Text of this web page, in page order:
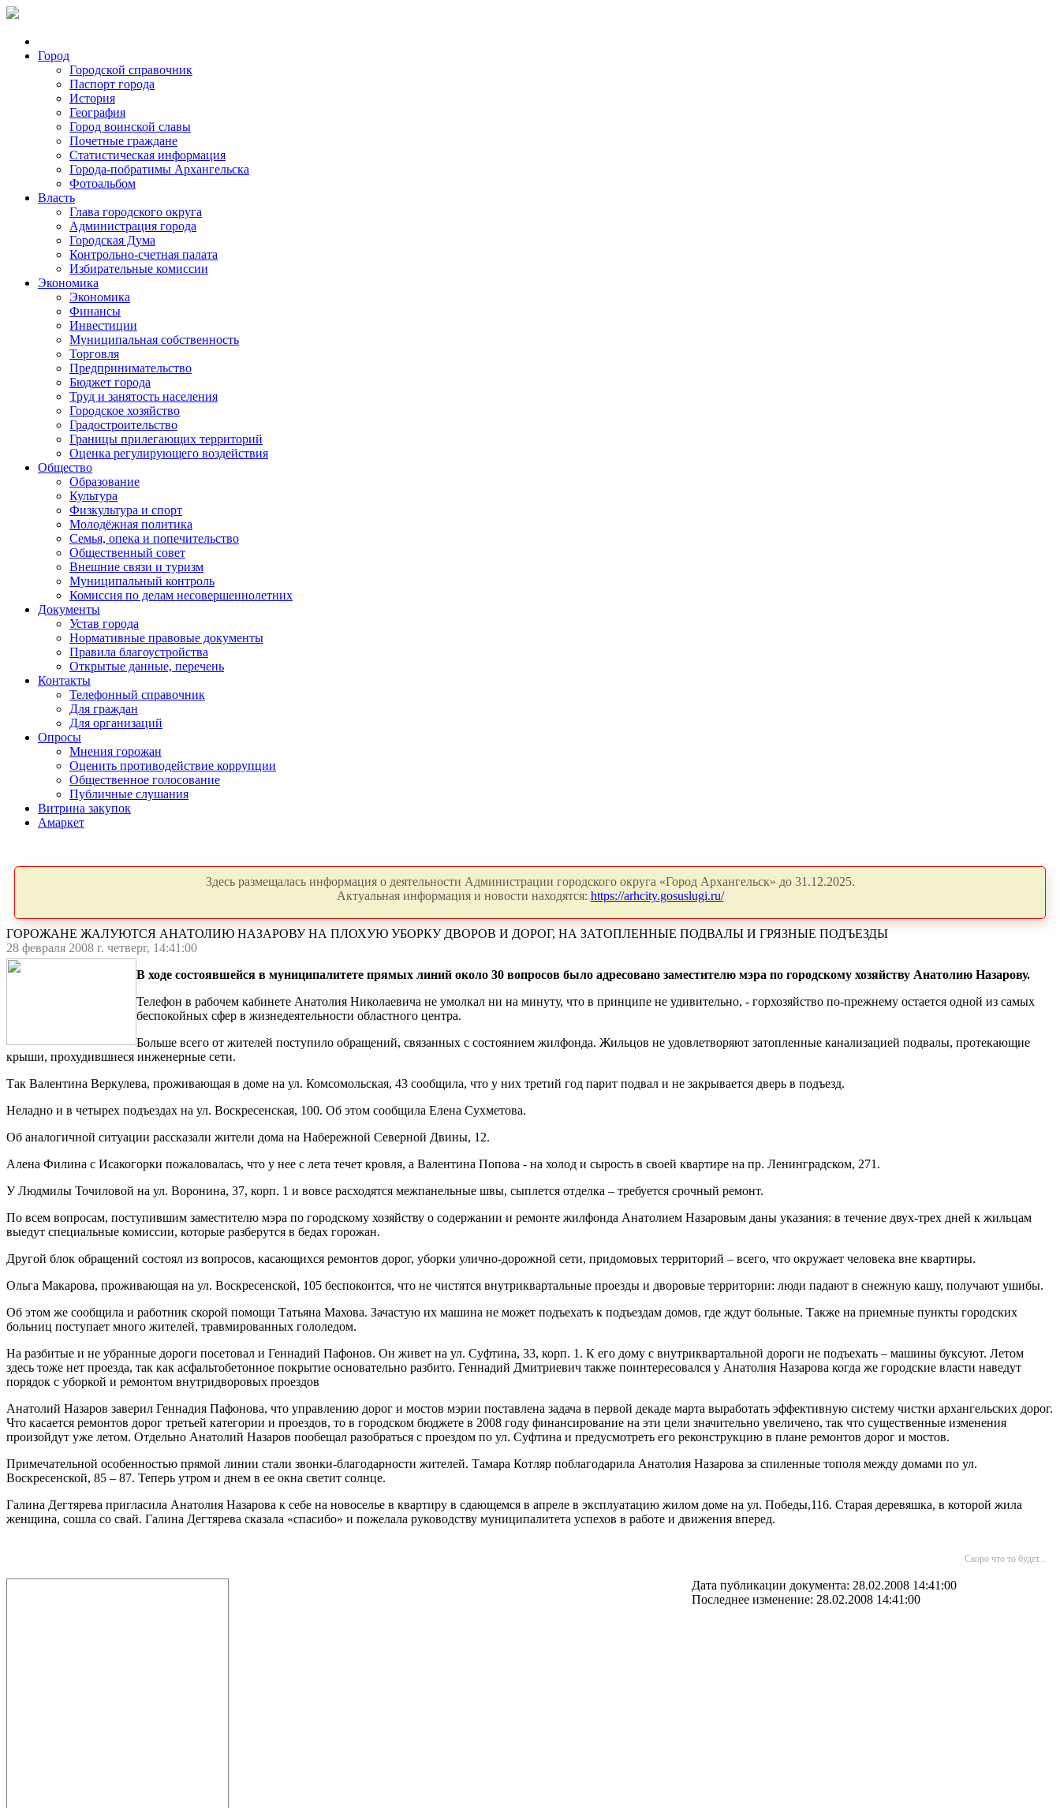
Город
Городской справочник
Паспорт города
История
География
Город воинской славы
Почетные граждане
Статистическая информация
Города-побратимы Архангельска
Фотоальбом
Власть
Глава городского округа
Администрация города
Городская Дума
Контрольно-счетная палата
Избирательные комиссии
Экономика
Экономика
Финансы
Инвестиции
Муниципальная собственность
Торговля
Предпринимательство
Бюджет города
Труд и занятость населения
Городское хозяйство
Градостроительство
Границы прилегающих территорий
Оценка регулирующего воздействия
Общество
Образование
Культура
Физкультура и спорт
Молодёжная политика
Семья, опека и попечительство
Общественный совет
Внешние связи и туризм
Муниципальный контроль
Комиссия по делам несовершеннолетних
Документы
Устав города
Нормативные правовые документы
Правила благоустройства
Открытые данные, перечень
Контакты
Телефонный справочник
Для граждан
Для организаций
Опросы
Мнения горожан
Оценить противодействие коррупции
Общественное голосование
Публичные слушания
Витрина закупок
Амаркет
Здесь размещалась информация о деятельности Администрации городского округа «Город Архангельск» до 31.12.2025.
Актуальная информация и новости находятся: https://arhcity.gosuslugi.ru/
ГОРОЖАНЕ ЖАЛУЮТСЯ АНАТОЛИЮ НАЗАРОВУ НА ПЛОХУЮ УБОРКУ ДВОРОВ И ДОРОГ, НА ЗАТОПЛЕННЫЕ ПОДВАЛЫ И ГРЯЗНЫЕ ПОДЪЕЗДЫ
28 февраля 2008 г. четверг, 14:41:00
В ходе состоявшейся в муниципалитете прямых линий около 30 вопросов было адресовано заместителю мэра по городскому хозяйству Анатолию Назарову.
Телефон в рабочем кабинете Анатолия Николаевича не умолкал ни на минуту, что в принципе не удивительно, - горхозяйство по-прежнему остается одной из самых
беспокойных сфер в жизнедеятельности областного центра.
Больше всего от жителей поступило обращений, связанных с состоянием жилфонда. Жильцов не удовлетворяют затопленные канализацией подвалы, протекающие
крыши, прохудившиеся инженерные сети.
Так Валентина Веркулева, проживающая в доме на ул. Комсомольская, 43 сообщила, что у них третий год парит подвал и не закрывается дверь в подъезд.
Неладно и в четырех подъездах на ул. Воскресенская, 100. Об этом сообщила Елена Сухметова.
Об аналогичной ситуации рассказали жители дома на Набережной Северной Двины, 12.
Алена Филина с Исакогорки пожаловалась, что у нее с лета течет кровля, а Валентина Попова - на холод и сырость в своей квартире на пр. Ленинградском, 271.
У Людмилы Точиловой на ул. Воронина, 37, корп. 1 и вовсе расходятся межпанельные швы, сыплется отделка – требуется срочный ремонт.
По всем вопросам, поступившим заместителю мэра по городскому хозяйству о содержании и ремонте жилфонда Анатолием Назаровым даны указания: в течение двух-трех дней к жильцам
выедут специальные комиссии, которые разберутся в бедах горожан.
Другой блок обращений состоял из вопросов, касающихся ремонтов дорог, уборки улично-дорожной сети, придомовых территорий – всего, что окружает человека вне квартиры.
Ольга Макарова, проживающая на ул. Воскресенской, 105 беспокоится, что не чистятся внутриквартальные проезды и дворовые территории: люди падают в снежную кашу, получают ушибы.
Об этом же сообщила и работник скорой помощи Татьяна Махова. Зачастую их машина не может подъехать к подъездам домов, где ждут больные. Также на приемные пункты городских
больниц поступает много жителей, травмированных гололедом.
На разбитые и не убранные дороги посетовал и Геннадий Пафонов. Он живет на ул. Суфтина, 33, корп. 1. К его дому с внутриквартальной дороги не подъехать – машины буксуют. Летом
здесь тоже нет проезда, так как асфальтобетонное покрытие основательно разбито. Геннадий Дмитриевич также поинтересовался у Анатолия Назарова когда же городские власти наведут
порядок с уборкой и ремонтом внутридворовых проездов
Анатолий Назаров заверил Геннадия Пафонова, что управлению дорог и мостов мэрии поставлена задача в первой декаде марта выработать эффективную систему чистки архангельских дорог.
Что касается ремонтов дорог третьей категории и проездов, то в городском бюджете в 2008 году финансирование на эти цели значительно увеличено, так что существенные изменения
произойдут уже летом. Отдельно Анатолий Назаров пообещал разобраться с проездом по ул. Суфтина и предусмотреть его реконструкцию в плане ремонтов дорог и мостов.
Примечательной особенностью прямой линии стали звонки-благодарности жителей. Тамара Котляр поблагодарила Анатолия Назарова за спиленные тополя между домами по ул.
Воскресенской, 85 – 87. Теперь утром и днем в ее окна светит солнце.
Галина Дегтярева пригласила Анатолия Назарова к себе на новоселье в квартиру в сдающемся в апреле в эксплуатацию жилом доме на ул. Победы,116. Старая деревяшка, в которой жила
женщина, сошла со свай. Галина Дегтярева сказала «спасибо» и пожелала руководству муниципалитета успехов в работе и движения вперед.
Скоро что то будет...
Дата публикации документа: 28.02.2008 14:41:00
Последнее изменение: 28.02.2008 14:41:00